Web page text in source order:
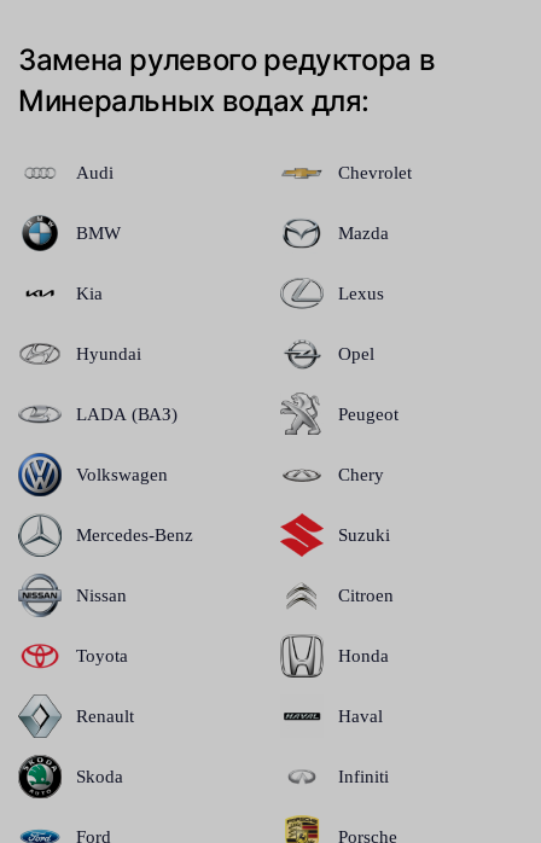
Замена рулевого редуктора в
Минеральных водах для:
Audi
BMW
Kia
Hyundai
LADA (ВАЗ)
Volkswagen
Mercedes-Benz
Nissan
Toyota
Renault
Skoda
Ford
Chevrolet
Mazda
Lexus
Opel
Peugeot
Chery
Suzuki
Citroen
Honda
Haval
Infiniti
Porsche